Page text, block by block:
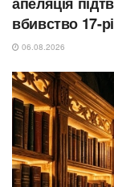
вбивство 17-
06.08.2026